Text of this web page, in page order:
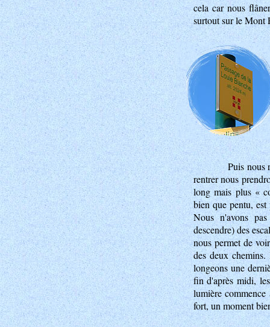
cela car nous
surtout sur le Mont
Puis nous
rentrer nous
long mais plus «
bien que pentu,
Nous n'avons
descendre) des
nous permet de
des deux
longeons une
fin d'après midi,
lumière
fort, un moment